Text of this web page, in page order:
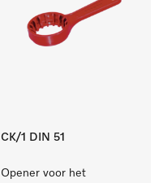
CK/1 DIN 51
Opener voor het